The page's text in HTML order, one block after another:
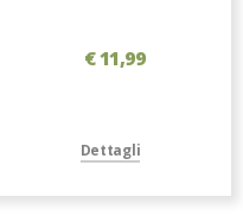
€ 11,99
Dettagli